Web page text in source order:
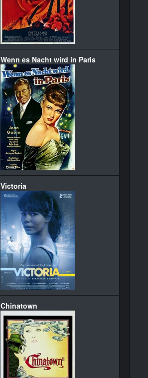
Wenn es Nacht wird in Paris
Victoria
Chinatown